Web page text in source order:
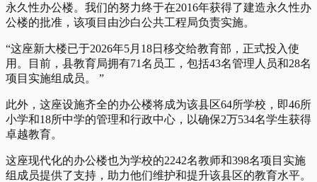
永久性办公楼。我们的努力终于在2016年获得了建造永久性办
公楼的批准，该项目由沙白公共工程局负责实施。
“这座新大楼已于2026年5月18日移交给教育部，正式投入使
用。目前，县教育局拥有71名员工，包括43名管理人员和28名
项目实施组成员。 ”
此外，这座设施齐全的办公楼将成为该县区64所学校，即46所
小学和18所中学的管理和行政中心，以确保2万534名学生获得
卓越教育。
这座现代化的办公楼也为学校的2242名教师和398名项目实施
组成员提供了支持，助力他们维护和提升该县区的教育水平。